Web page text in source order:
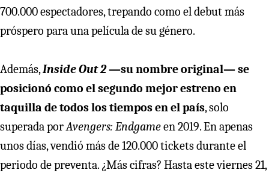
700.000 espectadores, trepando como el debut más
próspero para una película de su género.
Además,Inside Out 2—su nombre original— se
posicionó como el segundo mejor estreno en
taquilla de todos los tiempos en el país, solo
superada porAvengers: Endgameen 2019. En apenas
unos días, vendió más de 120.000 tickets durante el
periodo de preventa. ¿Más cifras? Hasta este viernes 21,